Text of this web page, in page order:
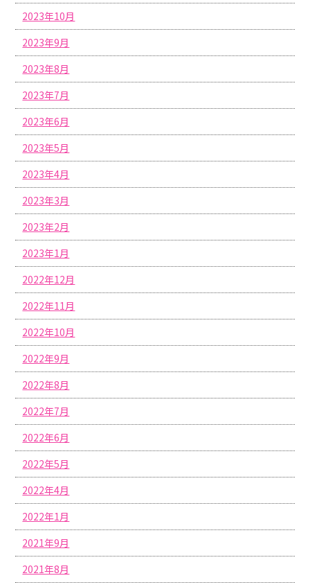
2023年10月
2023年9月
2023年8月
2023年7月
2023年6月
2023年5月
2023年4月
2023年3月
2023年2月
2023年1月
2022年12月
2022年11月
2022年10月
2022年9月
2022年8月
2022年7月
2022年6月
2022年5月
2022年4月
2022年1月
2021年9月
2021年8月